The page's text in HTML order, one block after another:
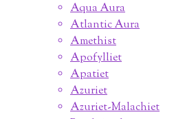
Aqua Aura
Atlantic Aura
Amethist
Apofylliet
Apatiet
Azuriet
Azuriet-Malachiet